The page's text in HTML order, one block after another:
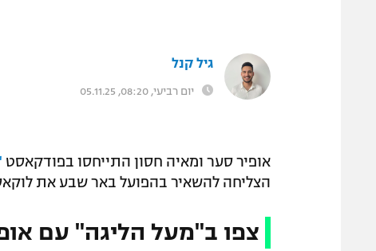
גיל קנל
יום רביעי, 08:20, 05.11.25
אופיר סער ומאיה חסון התייחסו בפודקאסט
הצליחה להשאיר בהפועל באר שבע את
צפו ב"מעל הליגה" עם